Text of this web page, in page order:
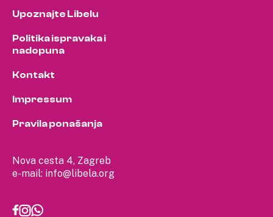
Nova cesta 4, Zagreb
e-mail: info@libela.org
Upoznajte Libelu
Politika ispravaka i
nadopuna
Kontakt
Impressum
Pravila ponašanja